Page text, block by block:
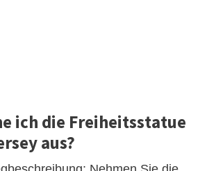
ich die Freiheitsstatue
aus?